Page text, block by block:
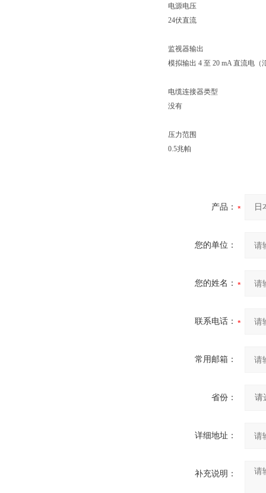
电源电压
24伏直流
监视器输出
模拟输出 4 至 20 mA 直流电（
电缆连接器类型
没有
压力范围
0.5兆帕
产品：
您的单位：
您的姓名：
联系电话：
常用邮箱：
省份：
详细地址：
补充说明：